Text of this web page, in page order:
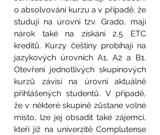
o absolvování kurzu a v případě, že
studují na úrovni tzv. Grado, mají
nárok také na získání 2,5 ETC
kreditů. Kurzy češtiny probíhají na
jazykových úrovních A1, A2 a B1.
Otevření jednotlivých skupinových
kurzů závisí na úrovni aktuálně
přihlášených studentů. V případě,
že v některé skupině zůstane volné
místo, lze jej obsadit také zájemci,
kteří již na univerzitě Complutense